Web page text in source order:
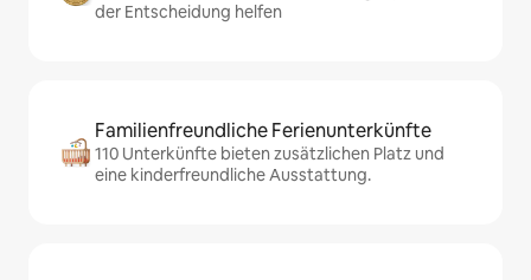
der Entscheidung helfen
Familienfreundliche Ferienunterkünfte
110 Unterkünfte bieten zusätzlichen Platz und
eine kinderfreundliche Ausstattung.